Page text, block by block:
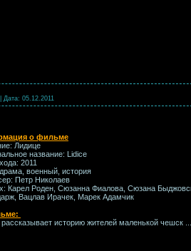
Дата: 05.12.2011
о фильме
Лидице
название: Lidice
2011
военный, история
Петр Николаев
Карел Роден, Сюзанна Фиалова, Сюзана
Вацлав Ирачек, Марек Адамчик
историю жителей маленькой чешск